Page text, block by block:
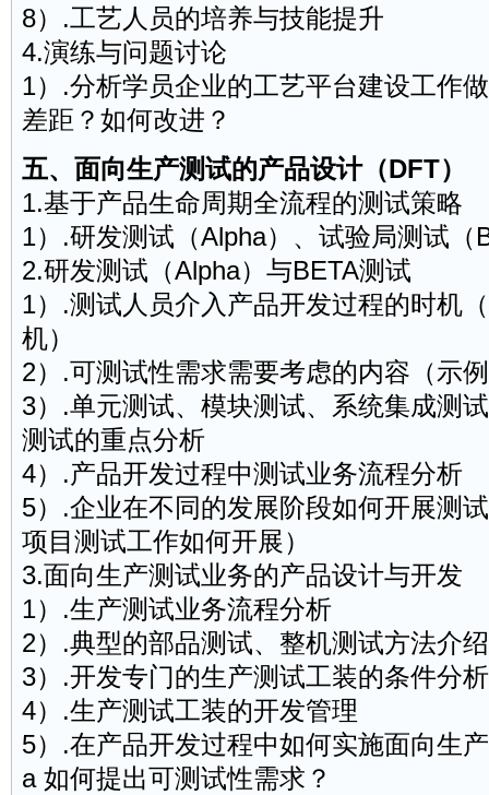
8）.工艺人员的培养与技能提升
4.演练与问题讨论
1）.分析学员企业的工艺平台建设工作
差距？如何改进？
五、面向生产测试的产品设计（DFT）
1.基于产品生命周期全流程的测试策略
1）.研发测试（Alpha）、试验局测试（
2.研发测试（Alpha）与BETA测试
1）.测试人员介入产品开发过程的时机
机）
2）.可测试性需求需要考虑的内容（示
3）.单元测试、模块测试、系统集成测
测试的重点分析
4）.产品开发过程中测试业务流程分析
5）.企业在不同的发展阶段如何开展测
项目测试工作如何开展）
3.面向生产测试业务的产品设计与开发
1）.生产测试业务流程分析
2）.典型的部品测试、整机测试方法介绍
3）.开发专门的生产测试工装的条件分析
4）.生产测试工装的开发管理
5）.在产品开发过程中如何实施面向生
a 如何提出可测试性需求？